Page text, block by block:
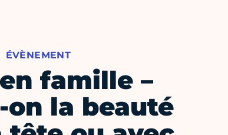
ÉVÈNEMENT
famille –
la beauté